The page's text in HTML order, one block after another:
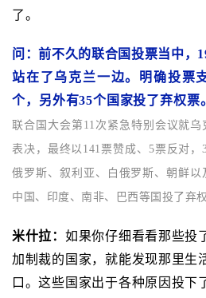
了。
问：前不久的联合国投票当中，
站在了乌克兰一边。明确投票
个，另外有35个国家投了弃权票
联合国大会第11次紧急特别会议就
表决，最终以141票赞成、5票反对
俄罗斯、叙利亚、白俄罗斯、朝鲜以
中国、印度、南非、巴西等国投了弃权
米什拉： 如果你仔细看看那些投
加制裁的国家，就能发现那里生
口。这些国家出于各种原因投下